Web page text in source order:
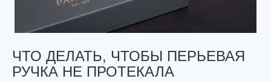
ЧТО ДЕЛАТЬ, ЧТОБЫ ПЕРЬЕВАЯ
РУЧКА НЕ ПРОТЕКАЛА